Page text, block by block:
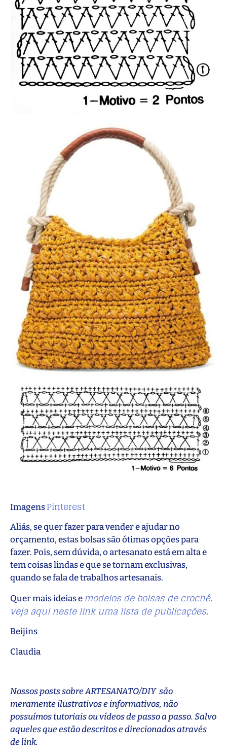
ImagensPinterest
Aliás, se quer fazer para vender e ajudar no
orçamento, estas bolsas são ótimas opções para
fazer. Pois, sem dúvida, o artesanato está em alta e
tem coisas lindas e que se tornam exclusivas,
quando se fala de trabalhos artesanais.
Quer mais ideias emodelos de bolsas de crochê,
veja aqui neste link uma lista de publicações.
Beijins
Claudia
Nossos posts sobre ARTESANATO/DIY são
meramente ilustrativos e informativos, não
possuímos tutoriais ou vídeos de passo a passo. Salvo
aqueles que estão descritos e direcionados através
de link.